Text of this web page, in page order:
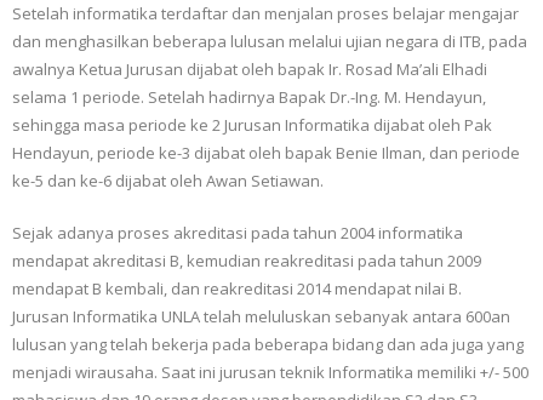
Setelah informatika terdaftar dan menjalan proses belajar mengajar
dan menghasilkan beberapa lulusan melalui ujian negara di ITB, pada
awalnya Ketua Jurusan dijabat oleh bapak Ir. Rosad Ma’ali Elhadi
selama 1 periode. Setelah hadirnya Bapak Dr.-Ing. M. Hendayun,
sehingga masa periode ke 2 Jurusan Informatika dijabat oleh Pak
Hendayun, periode ke-3 dijabat oleh bapak Benie Ilman, dan periode
ke-5 dan ke-6 dijabat oleh Awan Setiawan.
Sejak adanya proses akreditasi pada tahun 2004 informatika
mendapat akreditasi B, kemudian reakreditasi pada tahun 2009
mendapat B kembali, dan reakreditasi 2014 mendapat nilai B.
Jurusan Informatika UNLA telah meluluskan sebanyak antara 600an
lulusan yang telah bekerja pada beberapa bidang dan ada juga yang
menjadi wirausaha. Saat ini jurusan teknik Informatika memiliki +/- 500